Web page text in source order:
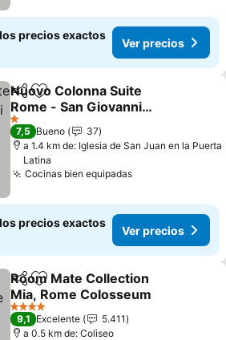
precios exactos
Ver precios
CompartirAgregar a favoritos
Nuovo Colonna Suite
Rome - San Giovanni
Apartments
1 Estrellas
7,5 Bueno
37
a 1.4 km de: Iglesia de San Juan en la Puerta
Latina
Cocinas bien equipadas
precios exactos
Ver precios
CompartirAgregar a favoritos
Room Mate Collection
Mia, Rome Colosseum
4 Estrellas
9,1 Excelente
5.411
a 0.5 km de: Coliseo